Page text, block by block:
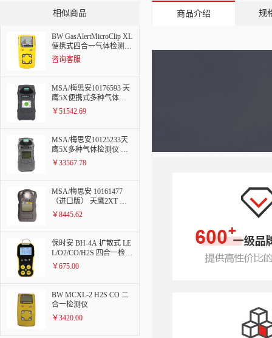
相似商品
BW GasAlertMicroClip XL
便携式四合一气体检测仪
扩散式 可燃气+氧气+一
氧化碳+硫化氢 MC-XWH
S） MCXL-4
咨询客服
MSA/梅思安10176593 天
鹰5X便携式多种气体检
测仪LEL/O2/NO2/NH3/彩
￥51542.69
MSA/梅思安10125233天
鹰5X多种气体检测仪 可
燃气+氧气+一氧化碳+硫
￥33567.78
MSA/梅思安 10161477
（进口版） 天鹰2XT 双
气体检测仪 CO/H2S（一
￥8445.62
保时安 BH-4A 扩散式 LE
L/O2/CO/H2S 四合一检测
仪
￥675.00
BW MCXL-2 H2S CO 二
合一检测仪
￥3420.00
商品介绍 规